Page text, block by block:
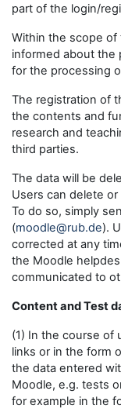
part of the login/
Within the scope of
informed about the
for the processing
The registration of
the contents and
research and
third parties.
The data will be
Users can delete
To do so, simply
(moodle@rub.de).
corrected at any
the Moodle
communicated to
Content and Test
(1) In the course of
links or in the form
the data entered
Moodle, e.g. tests
for example in the